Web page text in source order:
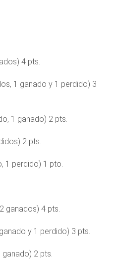
4 pts.
1 ganado y 1 perdido) 3
1 ganado) 2 pts.
2 pts.
1 perdido) 1 pto.
ganados) 4 pts.
y 1 perdido) 3 pts.
2 pts.